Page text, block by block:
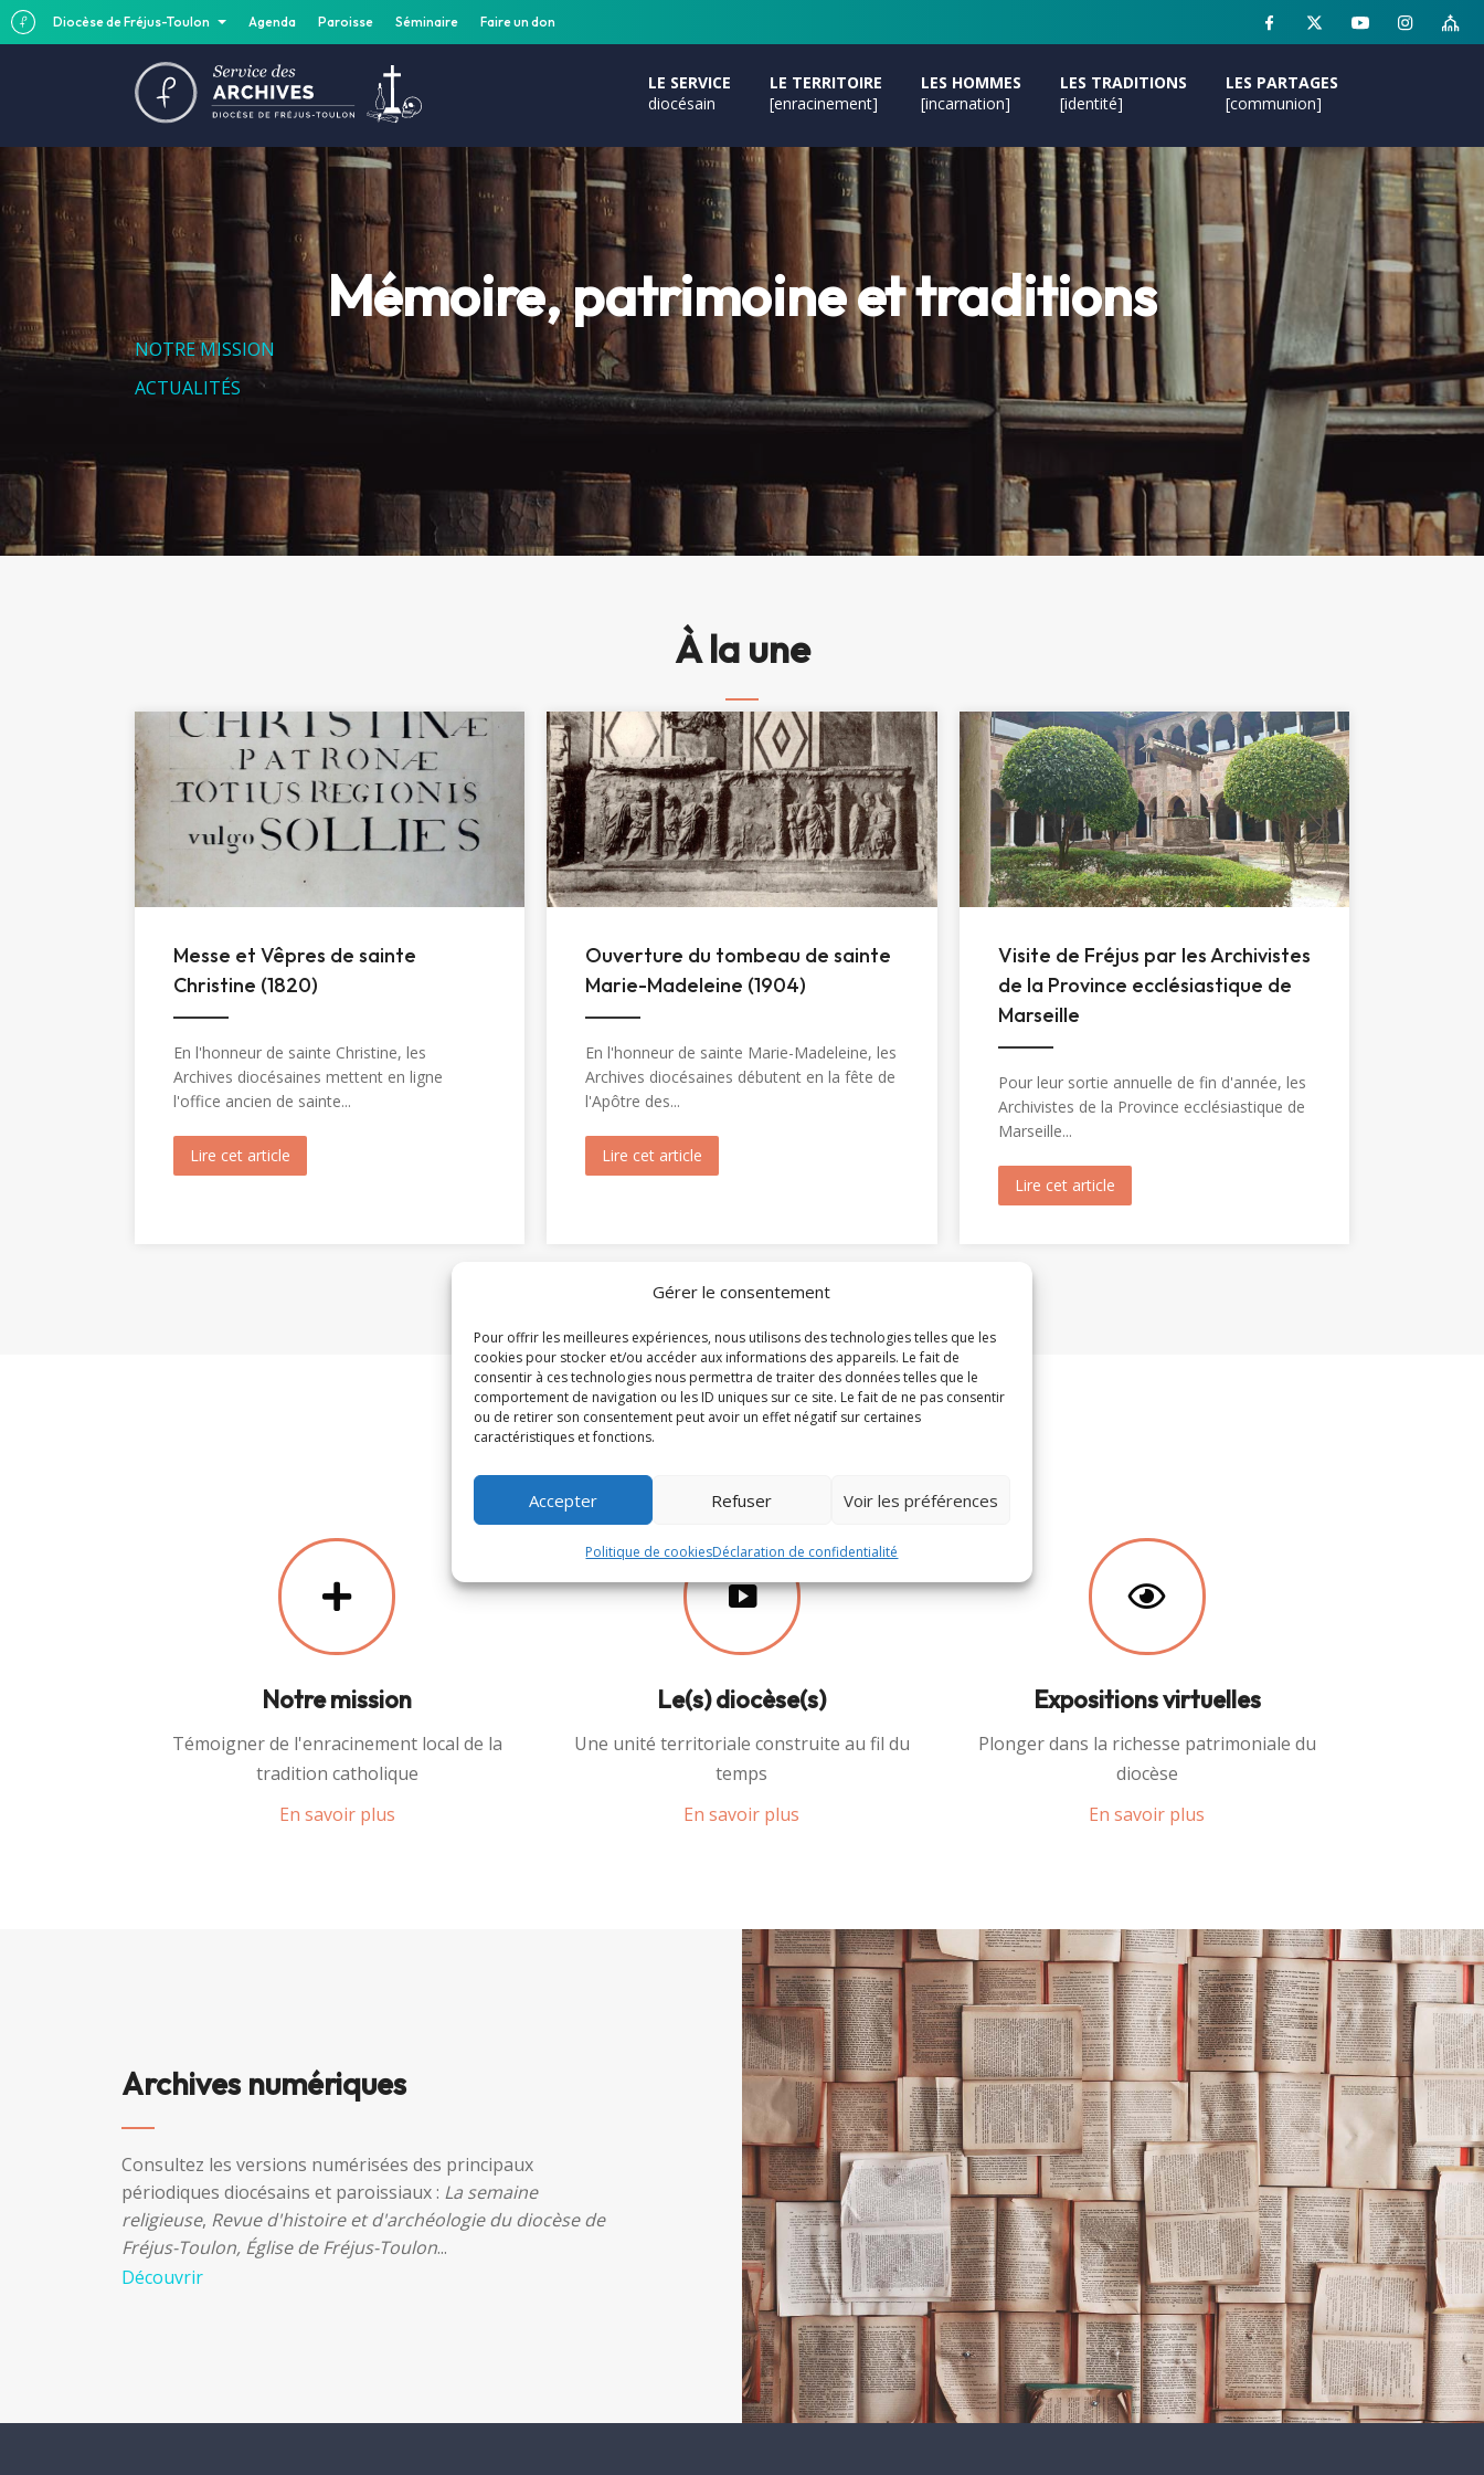
Gérer le consentement
Pour offrir les meilleures expériences, nous utilisons des technologies telles que les
cookies pour stocker et/ou accéder aux informations des appareils. Le fait de
consentir à ces technologies nous permettra de traiter des données telles que le
comportement de navigation ou les ID uniques sur ce site. Le fait de ne pas consentir
ou de retirer son consentement peut avoir un effet négatif sur certaines
caractéristiques et fonctions.
Accepter Refuser Voir les préférences
Politique de cookiesDéclaration de confidentialité
Diocèse de Fréjus-Toulon Agenda Paroisse Séminaire Faire un don
LE SERVICE
diocésain
LE TERRITOIRE
[enracinement]
LES HOMMES
[incarnation]
LES TRADITIONS
[identité]
LES PARTAGES
[communion]
Mémoire, patrimoine et traditions
NOTRE MISSION
ACTUALITÉS
À la une
Messe et Vêpres de sainte
Christine (1820)
En l'honneur de sainte Christine, les
Archives diocésaines mettent en ligne
l'office ancien de sainte...
Lire cet article about Messe et Vêpres de sainte Christine (1820)
Ouverture du tombeau de sainte
Marie-Madeleine (1904)
En l'honneur de sainte Marie-Madeleine, les
Archives diocésaines débutent en la fête de
l'Apôtre des...
Lire cet article
Visite de Fréjus par les Archivistes
de la Province ecclésiastique de
Marseille
Pour leur sortie annuelle de fin d'année, les
Archivistes de la Province ecclésiastique de
Marseille...
Lire cet article
Découvrir les archives du diocèse
Notre mission
Témoigner de l'enracinement local de la
tradition catholique
En savoir plus
Le(s) diocèse(s)
Une unité territoriale construite au fil du
temps
En savoir plus
Expositions virtuelles
Plonger dans la richesse patrimoniale du
diocèse
En savoir plus
Archives numériques
Consultez les versions numérisées des principaux
périodiques diocésains et paroissiaux : La semaine
religieuse, Revue d'histoire et d'archéologie du diocèse de
Fréjus-Toulon, Église de Fréjus-Toulon...
Découvrir